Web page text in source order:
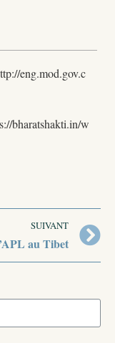
eng.mod.gov.c
bharatshakti.in/w
SUIVANT
au Tibet